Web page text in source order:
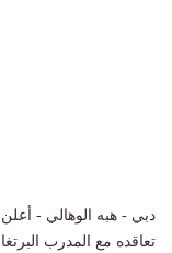
دبي - هبه الوهالي -
تعاقده مع المدرب